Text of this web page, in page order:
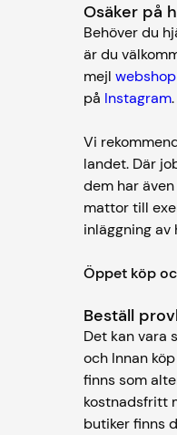
Osäker på
Behöver du
är du
mejl
på Instagram
Vi
landet. Där
dem har
mattor till
inläggning
Öppet köp
Beställ
Det kan vara
och Innan
finns som
kostnadsfritt
butiker finns